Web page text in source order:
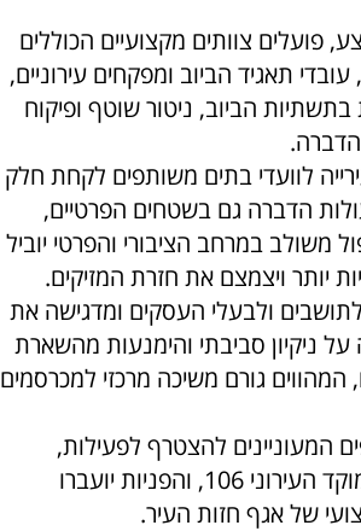
פועלים צוותים מקצועיים הכוללים
תאגיד הביוב ומפקחים עירוניים,
בתשתיות הביוב, ניטור שוטף ופיקוח
לוועדי בתים משותפים לקחת חלק
הדברה גם בשטחים הפרטיים,
משולב במרחב הציבורי והפרטי יוביל
יותר ויצמצם את חזרת המזיקים.
ולבעלי העסקים ומדגישה את
ניקיון סביבתי והימנעות מהשארת
המהווים גורם משיכה מרכזי למכרסמים
המעוניינים להצטרף לפעילות,
מוזמנים לפנות למוקד העירוני 106, והפניות יועברו
של אגף חזות העיר.